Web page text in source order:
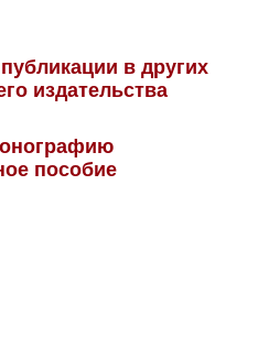
в других
издательства
пособие